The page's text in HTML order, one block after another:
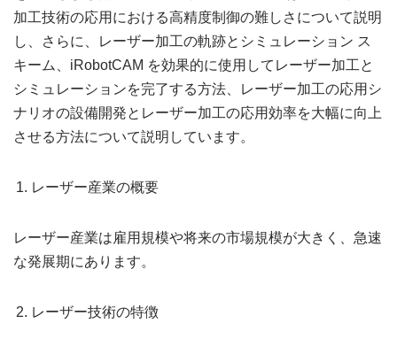
加工技術の応用における高精度制御の難しさについて説明
し、さらに、レーザー加工の軌跡とシミュレーション ス
キーム、iRobotCAM を効果的に使用してレーザー加工と
シミュレーションを完了する方法、レーザー加工の応用シ
ナリオの設備開発とレーザー加工の応用効率を大幅に向上
させる方法について説明しています。
レーザー産業の概要
レーザー産業は雇用規模や将来の市場規模が大きく、急速
な発展期にあります。
レーザー技術の特徴